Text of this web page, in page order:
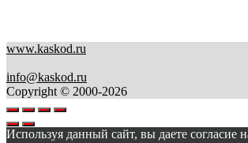
www.kaskod.ru
info@kaskod.ru
Copyright © 2000-2026
Используя данный сайт, вы даете согласие